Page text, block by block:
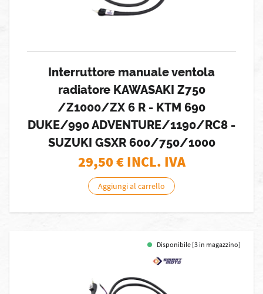
Interruttore manuale ventola
radiatore KAWASAKI Z750
/Z1000/ZX 6 R - KTM 690
DUKE/990 ADVENTURE/1190/RC8 -
SUZUKI GSXR 600/750/1000
29,50€ INCL. IVA
Aggiungi al carrello
Disponibile [3 in magazzino]